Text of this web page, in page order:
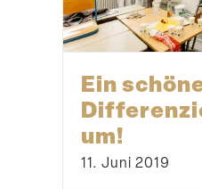
Ein
um!
11. Juni 2019